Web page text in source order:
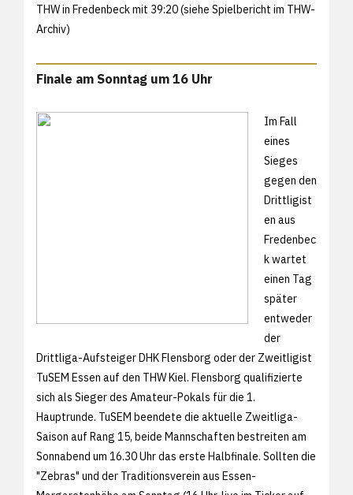
THW in Fredenbeck mit 39:20 (siehe Spielbericht im THW-
Archiv)
Finale am Sonntag um 16 Uhr
Im Fall
eines
Sieges
gegen den
Drittligist
en aus
Fredenbec
k wartet
einen Tag
später
entweder
der
Drittliga-Aufsteiger DHK Flensborg oder der Zweitligist
TuSEM Essen auf den THW Kiel. Flensborg qualifizierte
sich als Sieger des Amateur-Pokals für die 1.
Hauptrunde. TuSEM beendete die aktuelle Zweitliga-
Saison auf Rang 15, beide Mannschaften bestreiten am
Sonnabend um 16.30 Uhr das erste Halbfinale. Sollten die
"Zebras" und der Traditionsverein aus Essen-